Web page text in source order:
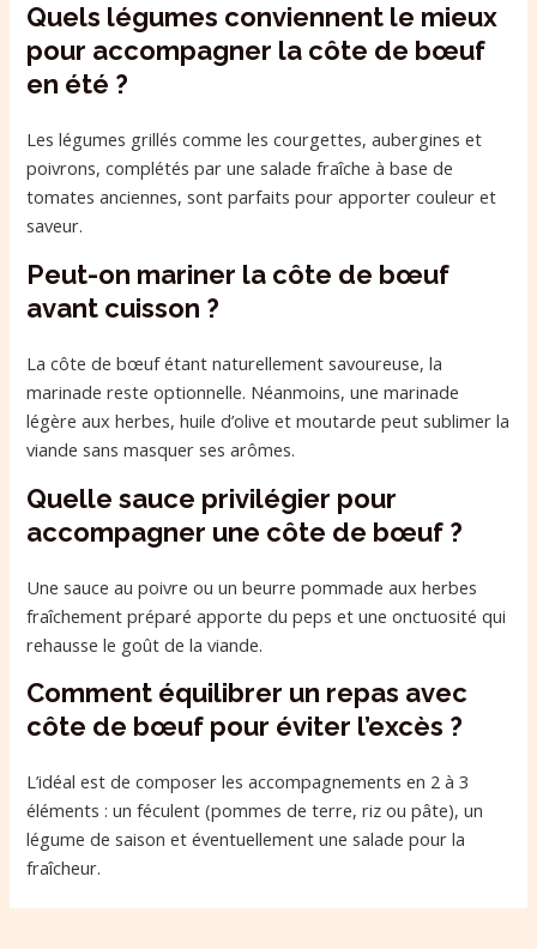
Quels légumes conviennent le mieux
pour accompagner la côte de bœuf
en été ?
Les légumes grillés comme les courgettes, aubergines et
poivrons, complétés par une salade fraîche à base de
tomates anciennes, sont parfaits pour apporter couleur et
saveur.
Peut-on mariner la côte de bœuf
avant cuisson ?
La côte de bœuf étant naturellement savoureuse, la
marinade reste optionnelle. Néanmoins, une marinade
légère aux herbes, huile d’olive et moutarde peut sublimer la
viande sans masquer ses arômes.
Quelle sauce privilégier pour
accompagner une côte de bœuf ?
Une sauce au poivre ou un beurre pommade aux herbes
fraîchement préparé apporte du peps et une onctuosité qui
rehausse le goût de la viande.
Comment équilibrer un repas avec
côte de bœuf pour éviter l’excès ?
L’idéal est de composer les accompagnements en 2 à 3
éléments : un féculent (pommes de terre, riz ou pâte), un
légume de saison et éventuellement une salade pour la
fraîcheur.